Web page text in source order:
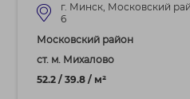
г. Минск, Московский
6
Московский район
ст. м. Михалово
52.2 / 39.8 / м²